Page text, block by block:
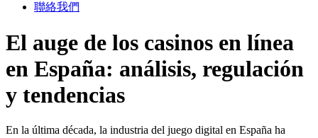
聯絡我們
El auge de los casinos en línea
en España: análisis, regulación
y tendencias
En la última década, la industria del juego digital en España ha